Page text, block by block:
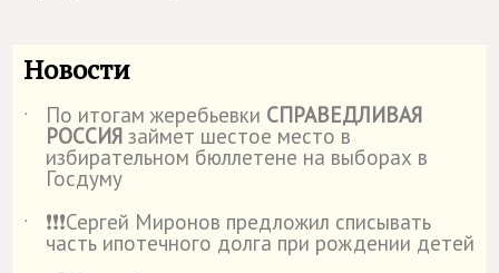
Новости
˙ По итогам жеребьевки СПРАВЕДЛИВАЯ
РОССИЯ займет шестое место в
избирательном бюллетене на выборах в
Госдуму
˙
❗️❗️❗️Сергей Миронов предложил списывать
часть ипотечного долга при рождении детей